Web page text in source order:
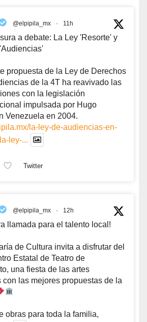
@elpipila_mx · 11h
a debate: La Ley 'Resorte' y
propuesta de la Ley de Derechos
de la 4T ha reavivado las
con la legislación
impulsada por Hugo
Venezuela en 2004.
la-ley-de-audiencias-en-
ley-...
Twitter
@elpipila_mx · 12h
llamada para el talento local!
de Cultura invita a disfrutar del
Estatal de Teatro de
una fiesta de las artes
con las mejores propuestas de la
obras para toda la familia,